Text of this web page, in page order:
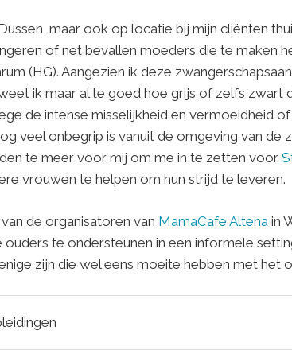
maar ook op locatie bij mijn cliënten
of net bevallen moeders die te maken
(HG). Aangezien ik deze
ik maar al te goed hoe grijs of zelfs zwart
de intense misselijkheid en vermoeidheid
veel onbegrip is vanuit de omgeving van de
te meer voor mij om me in te zetten voor
vrouwen te helpen om hun strijd te leveren.
de organisatoren van MamaCafe Altena in
te ondersteunen in een informele
zijn die wel eens moeite hebben met het